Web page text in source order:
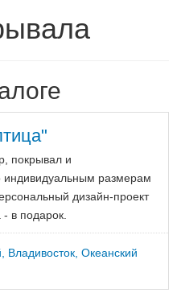
покрывал и
индивидуальным размерам
дизайн-проект
в подарок.
Владивосток, Океанский